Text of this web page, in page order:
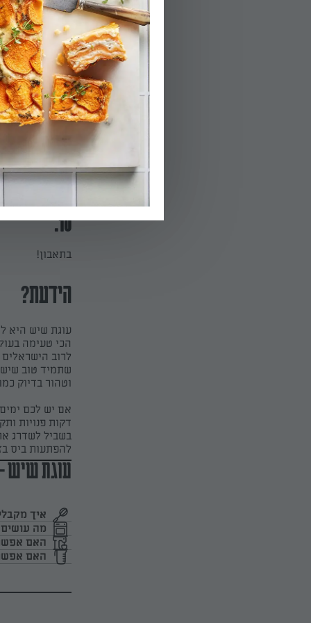
08.
יוצא יבש ונקי
הפעלת טיימר
09.
10.
בתאבון!
הידעת?
עוגת שיש היא
הכי טעימה
לרוב
שתמיד טוב
וטהור בדיוק
אם יש לכם
דקות פנויות
בשביל לשדרג
להפתעות ביס
עוגת שיש
איך
מה
האם
האם